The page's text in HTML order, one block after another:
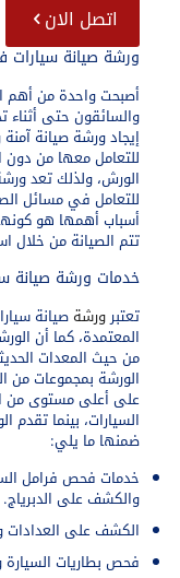
اتصل الان
ورشة صيانة سيارات
أصبحت واحدة من أهم
والسائقون حتى
إيجاد ورشة صيانة
للتعامل معها من دون
الورش، ولذلك تعد
للتعامل في مسائل
أسباب أهمها هو
تتم الصيانة من خلال
خدمات ورشة صيانة
تعتبر ورشة صيانة
المعتمدة، كما أن
من حيث المعدات
الورشة بمجموعات من
على أعلى مستوى من
السيارات، بينما تقدم
ضمنها ما يلي:
خدمات فحص فرامل
والكشف على الدبرياج.
الكشف على العدادات
فحص بطاريات